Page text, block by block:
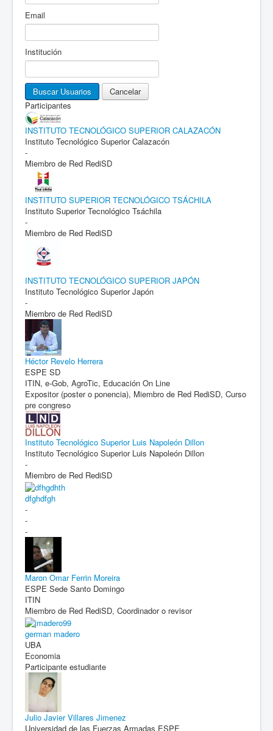
Email
Institución
Participantes
INSTITUTO TECNOLÓGICO SUPERIOR CALAZACÓN
Instituto Tecnológico Superior Calazacón
-
Miembro de Red RediSD
INSTITUTO SUPERIOR TECNOLÓGICO TSÁCHILA
Instituto Superior Tecnológico Tsáchila
-
Miembro de Red RediSD
INSTITUTO TECNOLÓGICO SUPERIOR JAPÓN
Instituto Tecnológico Superior Japón
-
Miembro de Red RediSD
Héctor Revelo Herrera
ESPE SD
ITIN, e-Gob, AgroTic, Educación On Line
Expositor (poster o ponencia), Miembro de Red RediSD, Curso
pre congreso
Instituto Tecnológico Superior Luis Napoleón Dillon
Instituto Tecnológico Superior Luis Napoleón Dillon
-
Miembro de Red RediSD
dfghdfgh
-
-
-
Maron Omar Ferrin Moreira
ESPE Sede Santo Domingo
ITIN
Miembro de Red RediSD, Coordinador o revisor
german madero
UBA
Economia
Participante estudiante
Julio Javier Villares Jimenez
Universidad de las Fuerzas Armadas ESPE